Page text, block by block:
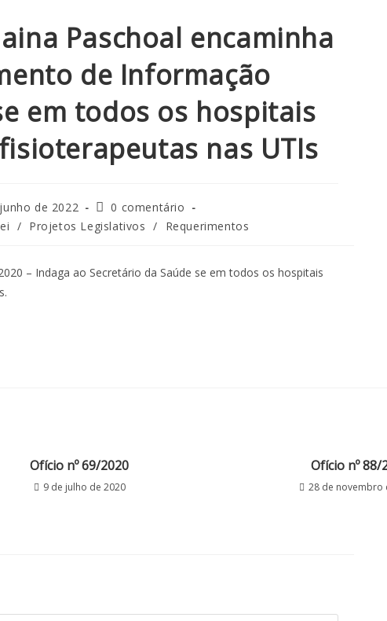
Paschoal encaminha
de Informação
em todos os hospitais
nas UTIs
de 2022
0 comentário
/ Projetos Legislativos / Requerimentos
– Indaga ao Secretário da Saúde se em todos os hospitais
Ofício nº 69/2020
9 de julho de 2020
Ofício nº 88/
28 de novembro